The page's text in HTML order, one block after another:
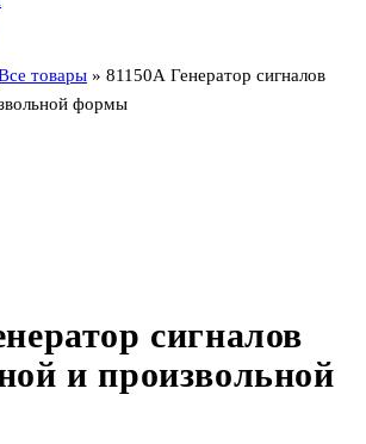
товары » 81150А Генератор сигналов
формы
сигналов
и произвольной